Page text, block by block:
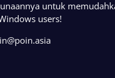
untuk
users!